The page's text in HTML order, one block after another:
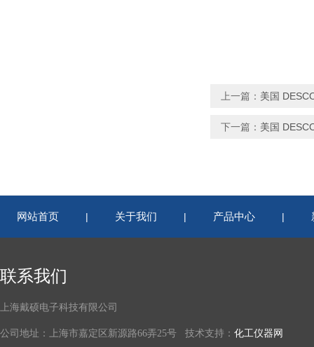
上一篇： 美国
下一篇： 美国
网站首页 | 关于我们 | 产品中心 |
联系我们
上海戴硕电子科技有限公司
公司地址：上海市嘉定区新源路66弄25号 技术支持： 化工仪器网